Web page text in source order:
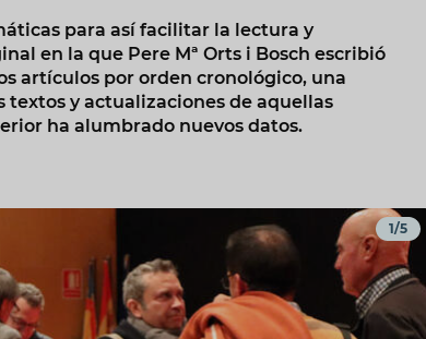
para así facilitar la lectura y
en la que Pere Mª Orts i Bosch escribió
artículos por orden cronológico, una
y actualizaciones de aquellas
ha alumbrado nuevos datos.
1/5